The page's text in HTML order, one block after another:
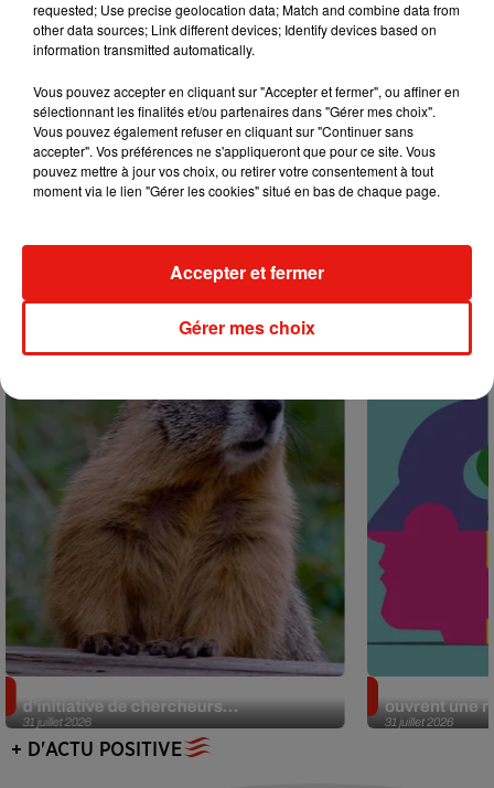
5 août 2026
Benny Blanco invite Selena Gomez et
Becky G sur son nouveau single
4 août 2026
Tiny Desk invite Charlie Puth pour une
live session solaire
31 juillet 2026
d’initiative de chercheurs...
31 juillet 2026
ouvrent une
+ D'ACTU POSITIVE
requested; Use precise geolocation data; Match and combine data from
other data sources; Link different devices; Identify devices based on
information transmitted automatically.
Vous pouvez accepter en cliquant sur "Accepter et fermer", ou affiner en
sélectionnant les finalités et/ou partenaires dans "Gérer mes choix".
Vous pouvez également refuser en cliquant sur "Continuer sans
accepter". Vos préférences ne s'appliqueront que pour ce site. Vous
pouvez mettre à jour vos choix, ou retirer votre consentement à tout
moment via le lien "Gérer les cookies" situé en bas de chaque page.
Gérer mes choix
Accepter et fermer